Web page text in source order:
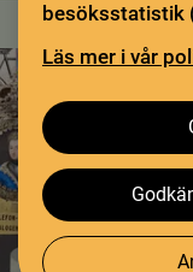
besöksstatistik
Läs mer i vår
Sök Sök